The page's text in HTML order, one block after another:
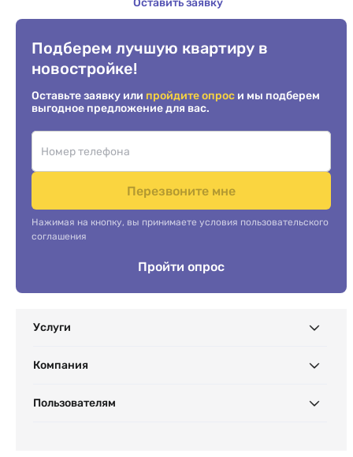
Оставить заявку
Подберем лучшую квартиру в
новостройке!
Оставьте заявку или пройдите опрос и мы подберем
выгодное предложение для вас.
Перезвоните мне
Нажимая на кнопку, вы принимаете условия пользовательского
соглашения
Пройти опрос
Услуги
Компания
Пользователям